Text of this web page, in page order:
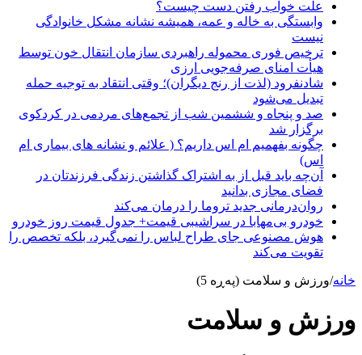
علت خواب رفتن دست چیست؟
وابستگی به خاله و عمه، همیشه نشانه مشکل خانوادگی
نیست
ترخیص فوری محموله راهبردی سازمان انتقال خون توسط
هیأت امنای صرفه‌جویی ارزی
شادنفرود (لذت از رنج دیگران)؛ وقتی انتقاد به توجیه حمله
تبدیل می‌شود
صد و پنجاه‌ و ششمین شب از تجمع‌های مردمی در کردکوی
برگزار شد
چگونه بفهمیم ام اس داریم؟ ( علائم و نشانه های بیماری ام
اس)
آن‌چه باید قبل از به اشتراک گذاشتن زندگی فرزندتان در
فضای مجازی بدانید
روان‌درمانی جدید تروما را درمان می‌کند
خودرو بی‌مهابا در سراشیبی قیمت+ جدول قیمت روز خودرو
هوش مصنوعی جای طراح لباس را نمی‌گیرد، بلکه تخصص را
تقویت می‌کند
خانه/ورزش و سلامت (پەڕە 5)
ورزش و سلامت